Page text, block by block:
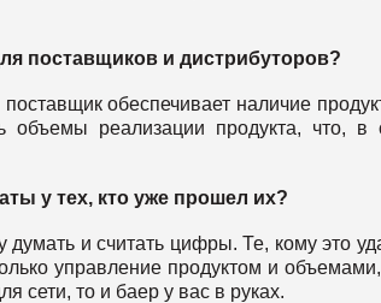
поставщиков и дистрибуторов?
обеспечивает наличие
объемы реализации продукта, что, в
у тех, кто уже прошел их?
и считать цифры. Те, кому это
управление продуктом и
сети, то и баер у вас в руках.